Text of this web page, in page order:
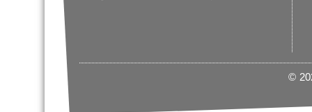
©